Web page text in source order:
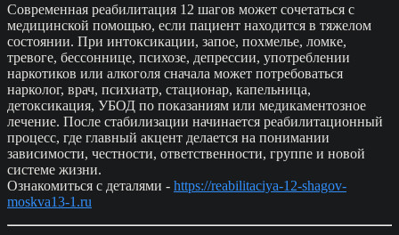
Современная реабилитация 12 шагов может сочетаться с
медицинской помощью, если пациент находится в тяжелом
состоянии. При интоксикации, запое, похмелье, ломке,
тревоге, бессоннице, психозе, депрессии, употреблении
наркотиков или алкоголя сначала может потребоваться
нарколог, врач, психиатр, стационар, капельница,
детоксикация, УБОД по показаниям или медикаментозное
лечение. После стабилизации начинается реабилитационный
процесс, где главный акцент делается на понимании
зависимости, честности, ответственности, группе и новой
системе жизни.
Ознакомиться с деталями - https://reabilitaciya-12-shagov-
moskva13-1.ru